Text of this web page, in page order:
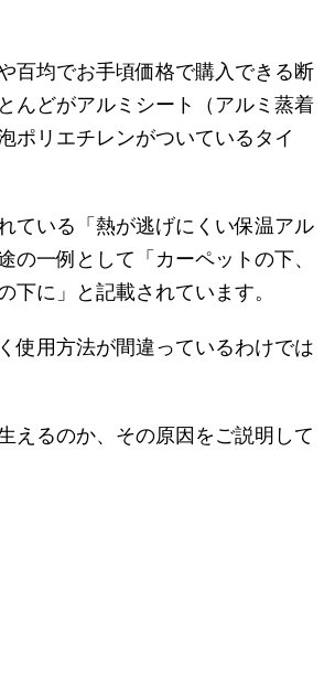
百均でお手頃価格で購入できる断
んどがアルミシート（アルミ蒸着
ポリエチレンがついているタイ
ている「熱が逃げにくい保温アル
の一例として「カーペットの下、
下に」と記載されています。
使用方法が間違っているわけでは
えるのか、その原因をご説明して